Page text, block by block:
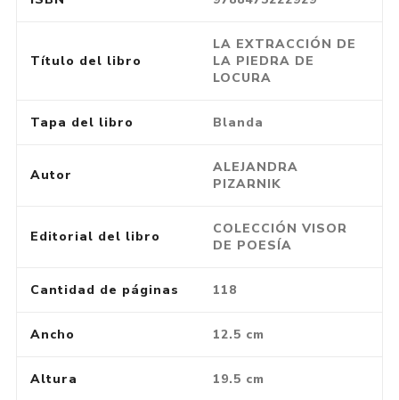
Título del libro
LA EXTRACCIÓN DE
LA PIEDRA DE
LOCURA
Tapa del libro Blanda
Autor
ALEJANDRA
PIZARNIK
Editorial del libro
COLECCIÓN VISOR
DE POESÍA
Cantidad de páginas 118
Ancho 12.5 cm
Altura 19.5 cm